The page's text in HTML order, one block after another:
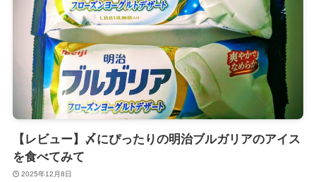
【レビュー】〆にぴったりの明治ブルガリアのアイス
を食べてみて
2025年12月8日